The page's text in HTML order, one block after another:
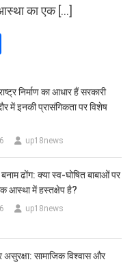
का एक […]
निर्माण का आधार हैं सरकारी
में इनकी प्रासंगिकता पर विशेष
up18news
ढोंग: क्या स्व-घोषित बाबाओं पर
आस्था में हस्तक्षेप है?
up18news
सामाजिक विश्वास और